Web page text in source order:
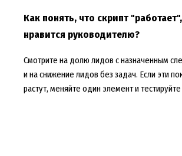
Как понять, что скрипт
нравится руководителю?
Смотрите на долю лидов с назначенным
и на снижение лидов без задач. Если эти
растут, меняйте один элемент и тестируйте